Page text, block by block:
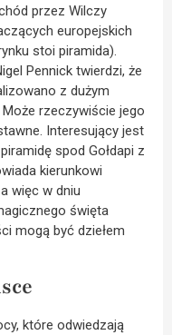
przez Wilczy
europejskich
stoi piramida).
Pennick twierdzi, że
z dużym
rzeczywiście jego
Interesujący jest
spod Gołdapi z
kierunkowi
więc w dniu
święta
mogą być dziełem
które odwiedzają